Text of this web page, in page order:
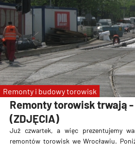
Remonty torowisk trwają -
(ZDJĘCIA)
Już czwartek, a więc prezentujemy
remontów torowisk we Wrocławiu.
Remonty i budowy torowisk